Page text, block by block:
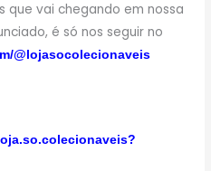
que vai chegando em nossa
é só nos seguir no
@lojasocolecionaveis